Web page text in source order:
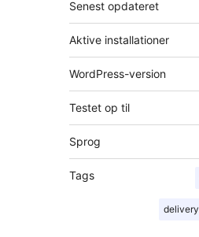
Senest opdateret
Aktive installationer
WordPress-version
Testet op til
Sprog
Tags
delivery